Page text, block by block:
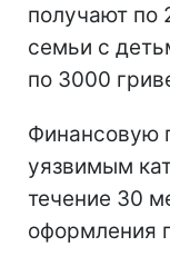
получают по
семьи с
по 3000
Финансовую
уязвимым
течение 30
оформления